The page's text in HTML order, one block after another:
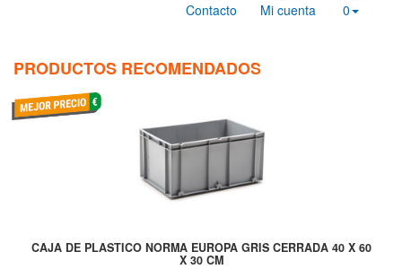
Contacto Mi cuenta 0
PRODUCTOS RECOMENDADOS
CAJA DE PLASTICO NORMA EUROPA GRIS CERRADA 40 X 60
X 30 CM